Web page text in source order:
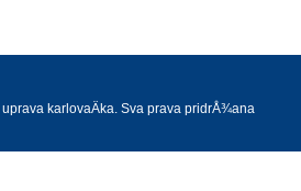
karlovaÄka. Sva prava pridrÅ¾ana